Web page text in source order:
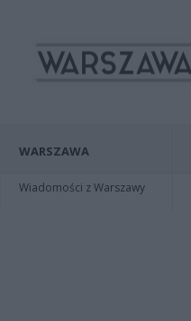
WARSZAWA
Wiadomości z Warszawy